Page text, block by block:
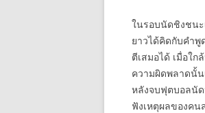
ในรอบนัดชิงชนะ
ยาวได้คิดกับคำพู
ตีเสมอได้ เมื่อใ
ความผิดพลาดนั้น
หลังจบฟุตบอลนั
ฟังเหตุผลของคน